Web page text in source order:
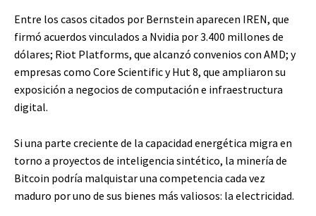
Entre los casos citados por Bernstein aparecen IREN, que
firmó acuerdos vinculados a Nvidia por 3.400 millones de
dólares; Riot Platforms, que alcanzó convenios con AMD; y
empresas como Core Scientific y Hut 8, que ampliaron su
exposición a negocios de computación e infraestructura
digital.
Si una parte creciente de la capacidad energética migra en
torno a proyectos de inteligencia sintético, la minería de
Bitcoin podría malquistar una competencia cada vez
maduro por uno de sus bienes más valiosos: la electricidad.